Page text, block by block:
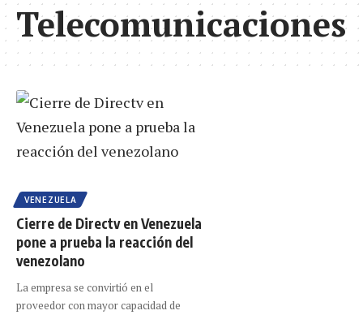
Telecomunicaciones
VENEZUELA
Cierre de Directv en Venezuela
pone a prueba la reacción del
venezolano
La empresa se convirtió en el
proveedor con mayor capacidad de